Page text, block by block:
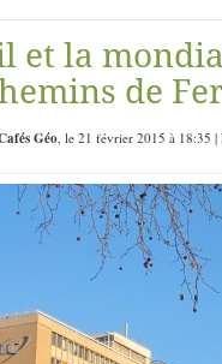
et la
de
Géo, le 21 février 2015 à 18:35 |